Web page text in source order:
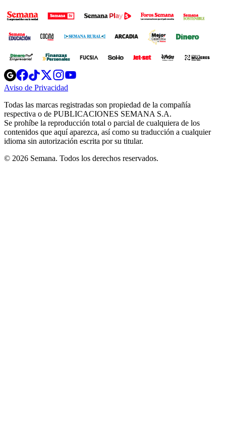
Opens
in
new
Opens
in
new
Opens
in
new
window
Opens
new
windowwindow
Aviso de Privacidad
new
window
Todas las marcas registradas son propiedad de la compañía
respectiva o de PUBLICACIONES SEMANA S.A.
Se prohíbe la reproducción total o parcial de cualquiera de los
contenidos que aquí aparezca, así como su traducción a cualquier
idioma sin autorización escrita por su titular.
© 2026 Semana. Todos los derechos reservados.